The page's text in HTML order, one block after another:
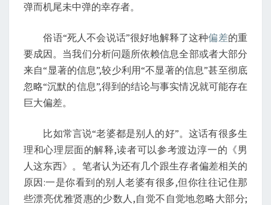
弹而机尾未中弹的幸存者。
俗语“死人不会说话”很好地解释了这种偏差的重
要成因。当我们分析问题所依赖信息全部或者大部分
来自“显著的信息”,较少利用“不显著的信息”甚至彻底
忽略“沉默的信息”,得到的结论与事实情况就可能存在
巨大偏差。
比如常言说“老婆都是别人的好”。这话有很多生
理和心理层面的解释,读者可以参考渡边淳一的《男
人这东西》。笔者认为还有几个跟生存者偏差相关的
原因:一是你看到的别人老婆有很多,但你往往记住那
些漂亮优雅贤惠的少数人,自觉不自觉地忽略大部分;